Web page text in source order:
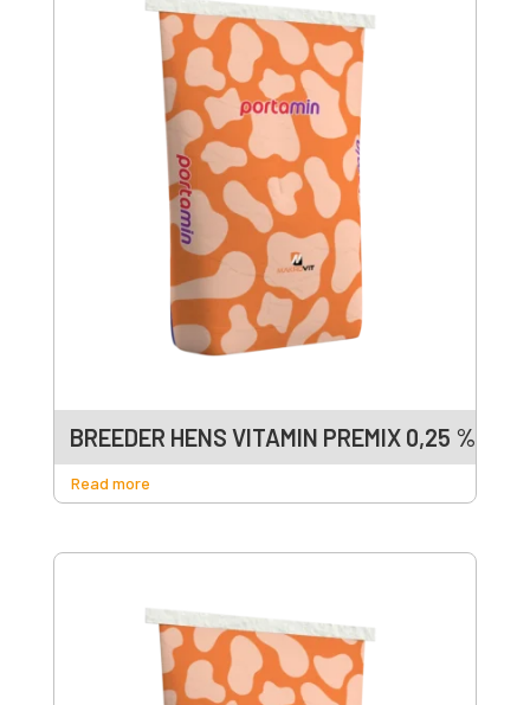
BREEDER HENS VITAMIN PREMIX 0,25 %
Read more